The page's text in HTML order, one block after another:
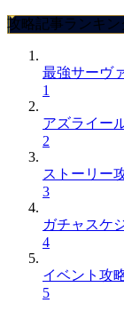
攻略記事ランキン
最強サーヴ
1
アズライー
2
ストーリー
3
ガチャスケ
4
イベント攻
5